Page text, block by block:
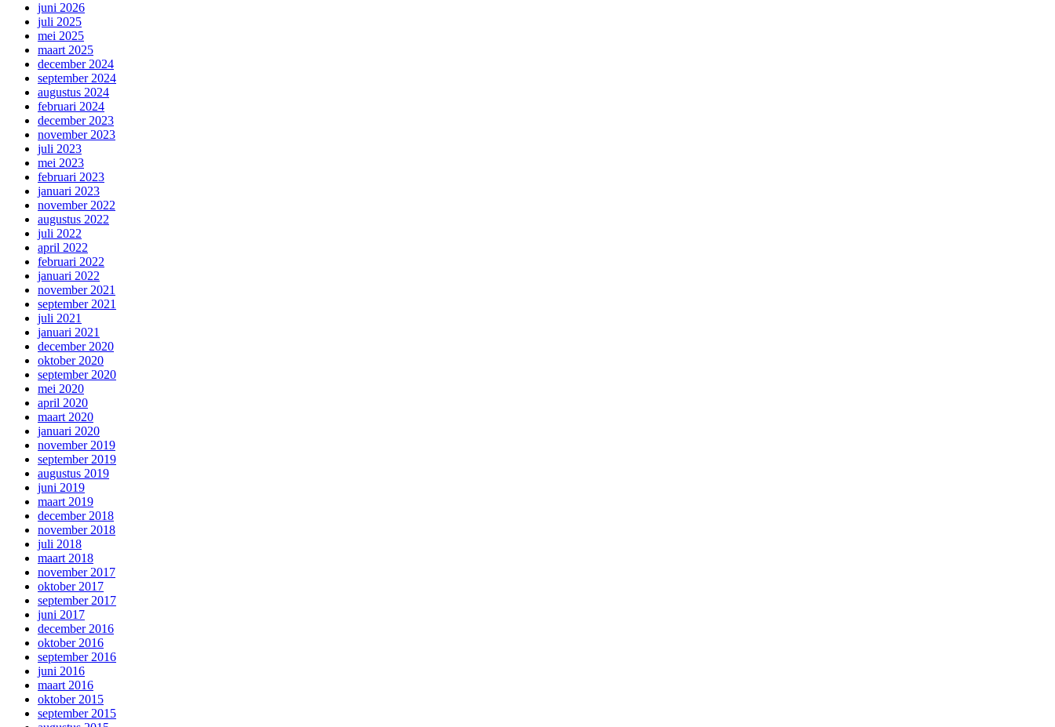
juni 2026
juli 2025
mei 2025
maart 2025
december 2024
september 2024
augustus 2024
februari 2024
december 2023
november 2023
juli 2023
mei 2023
februari 2023
januari 2023
november 2022
augustus 2022
juli 2022
april 2022
februari 2022
januari 2022
november 2021
september 2021
juli 2021
januari 2021
december 2020
oktober 2020
september 2020
mei 2020
april 2020
maart 2020
januari 2020
november 2019
september 2019
augustus 2019
juni 2019
maart 2019
december 2018
november 2018
juli 2018
maart 2018
november 2017
oktober 2017
september 2017
juni 2017
december 2016
oktober 2016
september 2016
juni 2016
maart 2016
oktober 2015
september 2015